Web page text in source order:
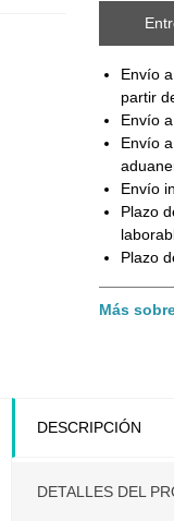
Envío
partir
Envío
Envío
Envío
Plazo
Plazo
Más
DESCRIPCIÓN
DETALLES DEL